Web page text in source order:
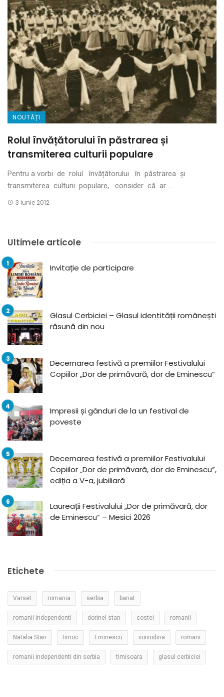
NOUTĂȚI
Rolul învățătorului în păstrarea și
transmiterea culturii populare
Pentru a vorbi de rolul învățătorului în păstrarea și
transmiterea culturii populare, consider că ar ...
3 iunie 2012
Ultimele articole
Invitație de participare
Glasul Cerbiciei – Glasul identității românești
răsună din nou
Decernarea festivă a premiilor Festivalului
Copiilor „Dor de primăvară, dor de Eminescu”
Impresii și gânduri de la un festival de
poveste
Decernarea festivă a premiilor Festivalului
Copiilor „Dor de primăvară, dor de Eminescu”,
ediția a V-a, jubiliară
Laureații Festivalului „Dor de primăvară, dor
de Eminescu” – Mesici 2026
Etichete
Varset romania serbia banat
romanii independenti dorinel stan costei romanii
Natalia Stan timoc Eminescu voivodina romani
romanii independenti din serbia timisoara glasul cerbiciei